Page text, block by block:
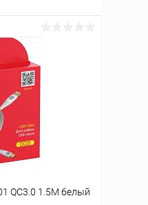
QC3.0 1.5M белый